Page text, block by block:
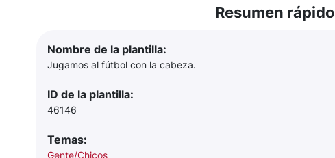
Resumen rápido
Nombre de la plantilla:
Jugamos al fútbol con la cabeza.
ID de la plantilla:
46146
Temas:
Gente/Chicos